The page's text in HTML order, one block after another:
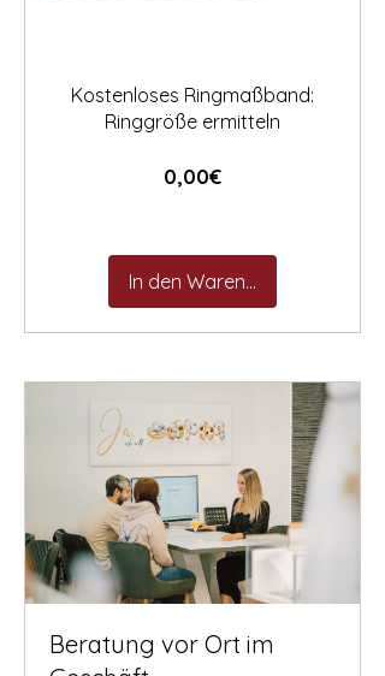
Kostenloses Ringmaßband:
Ringgröße ermitteln
0,00€Preis
In den Warenkorb
Beratung vor Ort im